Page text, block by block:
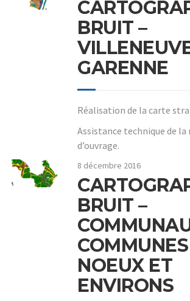
BRUIT –
GARENNE
Réalisation de la carte
Assistance technique de
d’ouvrage.
8 décembre 2016
BRUIT –
NOEUX ET
ENVIRONS